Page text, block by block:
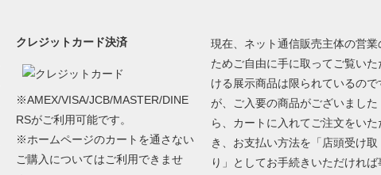
クレジットカード決済
※AMEX/VISA/JCB/MASTER/DINE
RSがご利用可能です。
※ホームページのカートを通さない
ご購入についてはご利用できませ
現在、ネット通信販売主体の営業
ためご自由に手に取ってご覧いた
ける展示商品は限られているので
が、ご入要の商品がございました
ら、カートに入れてご注文をいた
き、お支払い方法を「店頭受け取
り」としてお手続きいただければ